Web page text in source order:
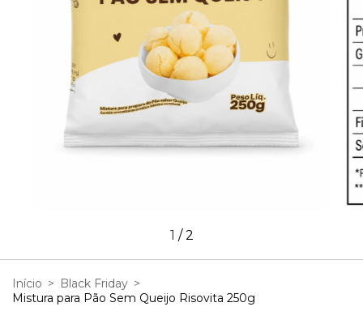
1 /2
Início > Black Friday >
Mistura para Pão Sem Queijo Risovita 250g